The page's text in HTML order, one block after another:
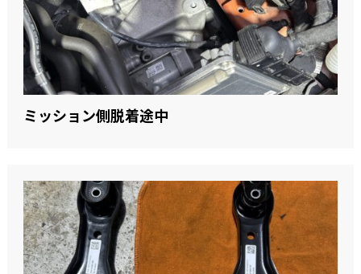
ミッション側脱着途中